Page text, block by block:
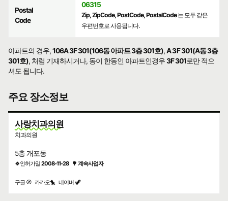
Postal
Code
06315
Zip, ZipCode, PostCode, PostalCode는 모두 같은
우편번호로 사용됩니다.
아파트의 경우,106A 3F 301(106동 아파트 3층 301호),A 3F 301(A동 3층
301호), 처럼 기재하시거나, 동이 한동인 아파트인경우3F 301로만 적으
셔도 됩니다.
주요 장소정보
사랑치과의원
치과의원
5층 개포동
🍀인허가일2008-11-28 🌳 계속사업자
구글 🧭 카카오🐤 네이버 🦖